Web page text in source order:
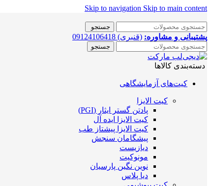
Skip to navigation Skip to main content
جستجو
پشتیبانی و مشاوره: (قنبری) 09124106418
جستجو
دسته‌بندی کالاها
کیت‌های آزمایشگاهی
کیت الایزا
پادتن گستر ایثار (PGI)
کیت الایزا ایده آل
کیت الایزا پیشتاز طب
پیشگامان سنجش
دیازیست
مونوکیت
نوین نگین پارسیان
دیا پلاس